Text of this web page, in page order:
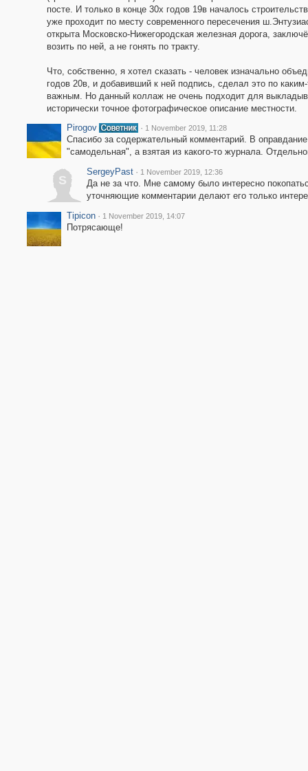
посте. И только в конце 30х годов 19в началось
уже проходит по месту современного пересечения
открыта Московско-Нижегородская железная дорога,
возить по ней, а не гонять по тракту.
Что, собственно, я хотел сказать - человек изначально
годов 20в, и добавивший к ней подпись, сделал это по
важным. Но данный коллаж не очень подходит для
исторически точное фотографическое описание местности.
Pirogov
· 1 November 2019, 11:28
Спасибо за содержательный комментарий. В
"самодельная", а взятая из какого-то журнала.
S
SergeyPast · 1 November 2019, 12:36
Да не за что. Мне самому было интересно
уточняющие комментарии делают его только
Tipicon · 1 November 2019, 14:07
Потрясающе!